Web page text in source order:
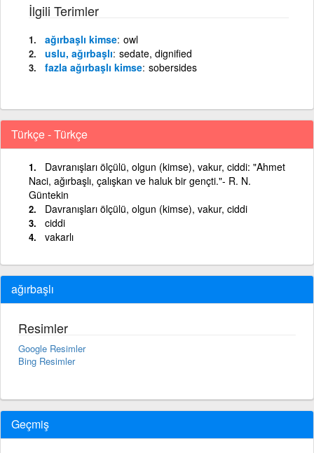
İlgili Terimler
ağırbaşlı kimse owl
uslu, ağırbaşlı sedate, dignified
fazla ağırbaşlı kimse sobersides
Türkçe - Türkçe
Davranışları ölçülü, olgun (kimse), vakur, ciddi: "Ahmet
Naci, ağırbaşlı, çalışkan ve haluk bir gençti."- R. N.
Güntekin
Davranışları ölçülü, olgun (kimse), vakur, ciddi
ciddi
vakarlı
ağırbaşlı
Resimler
Google Resimler
Bing Resimler
Geçmiş